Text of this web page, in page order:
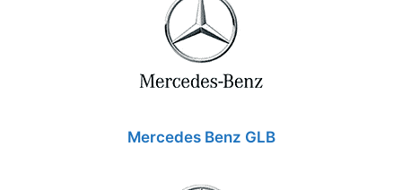
Mercedes Benz GLB